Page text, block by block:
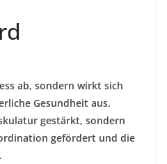
ab, sondern wirkt sich
Gesundheit aus.
gestärkt, sondern
gefördert und die